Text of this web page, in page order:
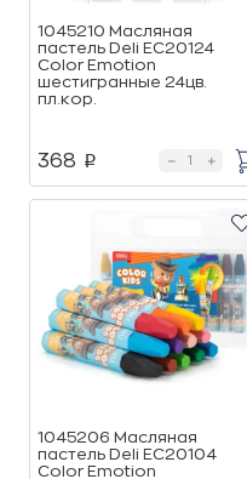
1045210 Масляная
пастель Deli EC20124
Color Emotion
шестигранные 24цв.
пл.кор.
368 p
1045206 Масляная
пастель Deli EC20104
Color Emotion